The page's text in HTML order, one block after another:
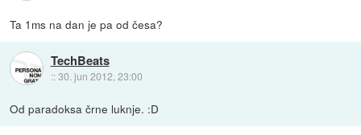
Ta 1ms na dan je pa od česa?
TechBeats
::30. jun 2012, 23:00
Od paradoksa črne luknje. :D